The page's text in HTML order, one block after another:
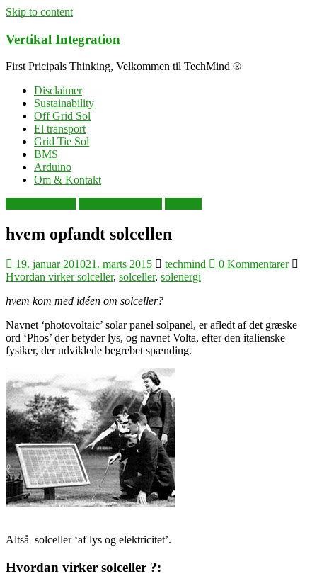
Skip to content
Vertikal Integration
First Pricipals Thinking, Velkommen til TechMind ®
Disclaimer
Sustainability
Off Grid Sol
El transport
Grid Tie Sol
BMS
Arduino
Om & Kontakt
hvem opfandt solcellen
19. januar 201021. marts 2015 techmind
0 Kommentarer
Hvordan virker solceller, solceller, solenergi
hvem kom med idéen om solceller?
Navnet ‘photovoltaic’ solar panel solpanel, er afledt af det græske
ord ‘Phos’ der betyder lys, og navnet Volta, efter den italienske
fysiker, der udviklede begrebet spænding.
Altså solceller ‘af lys og elektricitet’.
Hvordan virker solceller ?: